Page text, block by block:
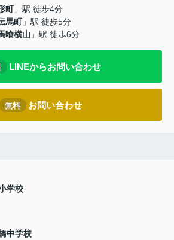
町」駅 徒歩4分
馬町」駅 徒歩5分
喰横山 」駅 徒歩6分
LINEからお問い合わせ
無料 お問い合わせ
学校
中学校